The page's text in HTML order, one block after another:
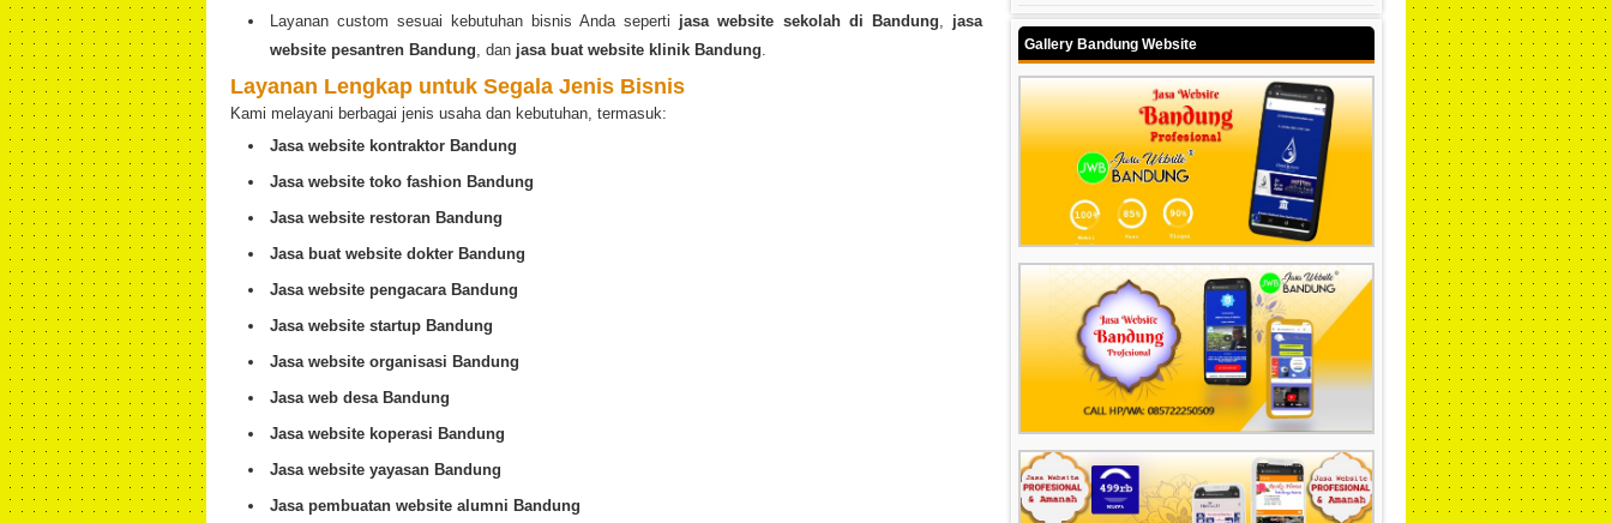
Layanan custom sesuai kebutuhan bisnis Anda seperti jasa website sekolah di Bandung
jasa
website pesantren Bandung , dan jasa buat website klinik Bandung
Layanan Lengkap untuk Segala Jenis Bisnis
Kami melayani berbagai jenis usaha dan kebutuhan, termasuk:
Jasa website kontraktor Bandung
Jasa website toko fashion Bandung
Jasa website restoran Bandung
Jasa buat website dokter Bandung
Jasa website pengacara Bandung
Jasa website startup Bandung
Jasa website organisasi Bandung
Jasa web desa Bandung
Jasa website koperasi Bandung
Jasa website yayasan Bandung
Jasa pembuatan website alumni Bandung
Gallery Bandung Website